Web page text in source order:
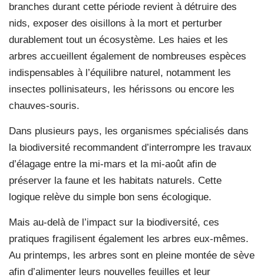
branches durant cette période revient à détruire des
nids, exposer des oisillons à la mort et perturber
durablement tout un écosystème. Les haies et les
arbres accueillent également de nombreuses espèces
indispensables à l’équilibre naturel, notamment les
insectes pollinisateurs, les hérissons ou encore les
chauves-souris.
Dans plusieurs pays, les organismes spécialisés dans
la biodiversité recommandent d’interrompre les travaux
d’élagage entre la mi-mars et la mi-août afin de
préserver la faune et les habitats naturels. Cette
logique relève du simple bon sens écologique.
Mais au-delà de l’impact sur la biodiversité, ces
pratiques fragilisent également les arbres eux-mêmes.
Au printemps, les arbres sont en pleine montée de sève
afin d’alimenter leurs nouvelles feuilles et leur